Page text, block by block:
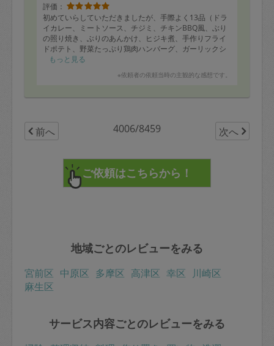
評価：
初めていらしていただきましたが、手際よく13品（ドラ
イカレー、ミートソース、チジミ、チキンBBQ風、ぶり
の照り焼き、ぶりのあんかけ、ヒジキ煮、手作りフライ
ドポテト、野菜たっぷり鶏肉ハンバーグ、ガーリックシ
ュリンプ、ミネストローネ、白菜の中華風スープ、当日
大人が食べられるものをとお願いしていましたが、あん
た。普段野菜をほとんど食べてくればない1歳半の娘がパ
には感激でした。つまみ食いした麻婆豆腐は大人も子供
もおいしくいただける味でした。
まだ食べていないものもありますが、とても楽しみで
もっと見る
※依頼者の依頼当時の主観的な感想です。
前へ 4006/8459 次へ
地域ごとのレビューをみる
宮前区 中原区 多摩区 高津区 幸区
川崎区
麻生区
サービス内容ごとのレビューをみる